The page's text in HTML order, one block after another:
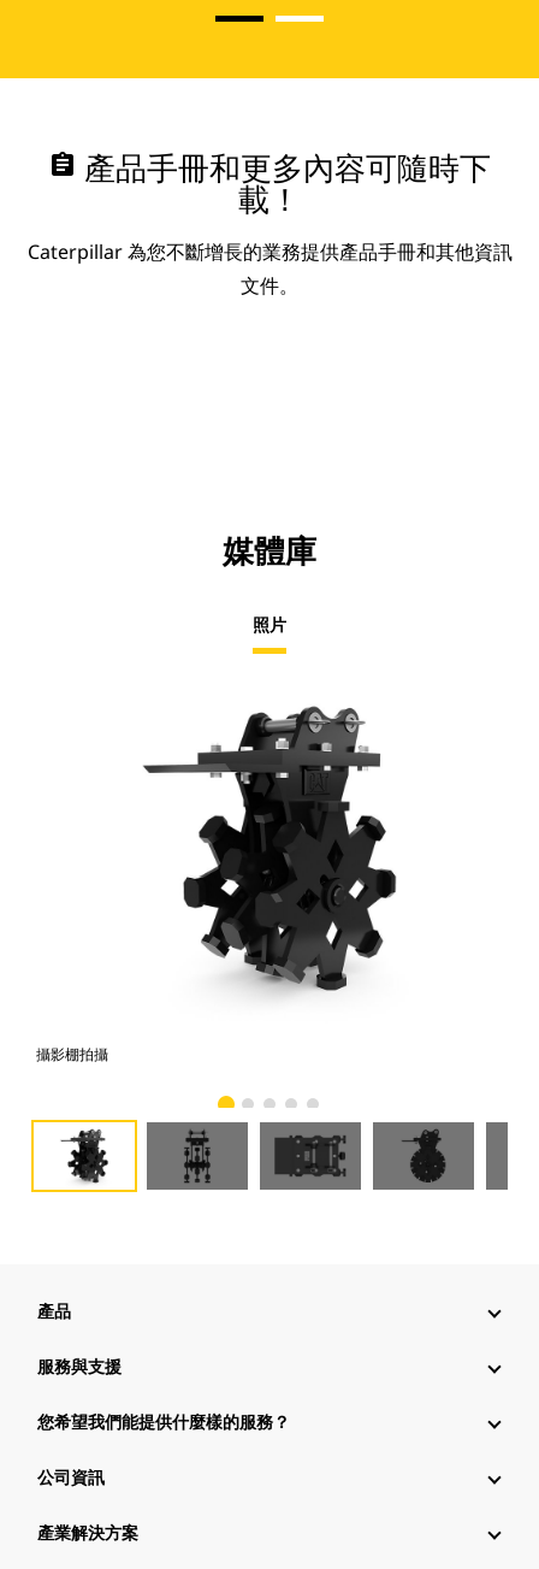
assignment 產品手冊和更多內容可隨時下
載！
Caterpillar 為您不斷增長的業務提供產品手冊和其他資訊
文件。
媒體庫
照片
攝影棚拍攝
產品
服務與支援
您希望我們能提供什麼樣的服務？
公司資訊
產業解決方案